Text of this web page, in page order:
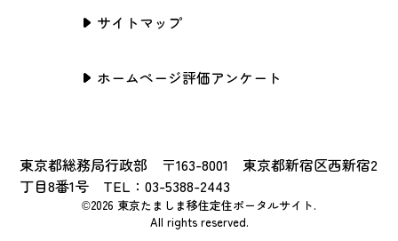
サイトマップ
ホームページ評価アンケート
東京都総務局行政部 〒163-8001 東京都新宿区西新宿2
丁目8番1号 TEL：03-5388-2443
©2026 東京たましま移住定住ポータルサイト.
All rights reserved.